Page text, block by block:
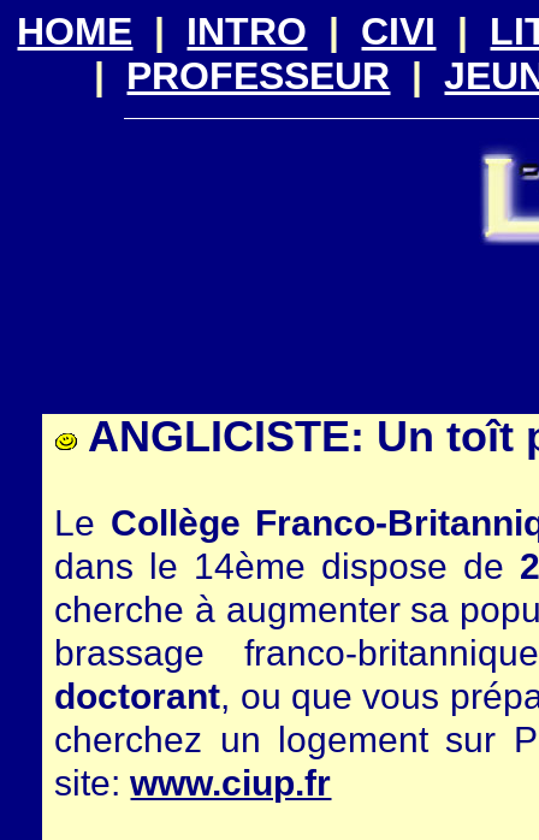
HOME | INTRO | CIVI |
| PROFESSEUR |
ANGLICISTE: Un toît
Le Collège Franco-
dans le 14ème dispose de
cherche à augmenter sa
brassage franco-
doctorant, ou que vous
cherchez un logement sur
site:www.ciup.fr